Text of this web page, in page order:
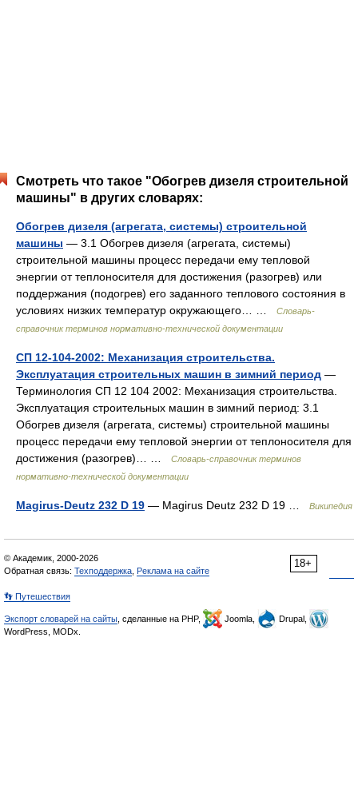
Смотреть что такое "Обогрев дизеля строительной
машины" в других словарях:
Обогрев дизеля (агрегата, системы) строительной
машины — 3.1 Обогрев дизеля (агрегата, системы)
строительной машины процесс передачи ему тепловой
энергии от теплоносителя для достижения (разогрев) или
поддержания (подогрев) его заданного теплового состояния в
условиях низких температур окружающего… …
Словарь-
справочник терминов нормативно-технической документации
СП 12-104-2002: Механизация строительства.
Эксплуатация строительных машин в зимний период —
Терминология СП 12 104 2002: Механизация строительства.
Эксплуатация строительных машин в зимний период: 3.1
Обогрев дизеля (агрегата, системы) строительной машины
процесс передачи ему тепловой энергии от теплоносителя для
достижения (разогрев)… …
Словарь-справочник терминов
нормативно-технической документации
Magirus-Deutz 232 D 19 — Magirus Deutz 232 D 19 … Википедия
18+
© Академик, 2000-2026
Обратная связь: Техподдержка Реклама на сайте
👣 Путешествия
Экспорт словарей на сайты , сделанные на PHP, Joomla,
Drupal,
WordPress, MODx.